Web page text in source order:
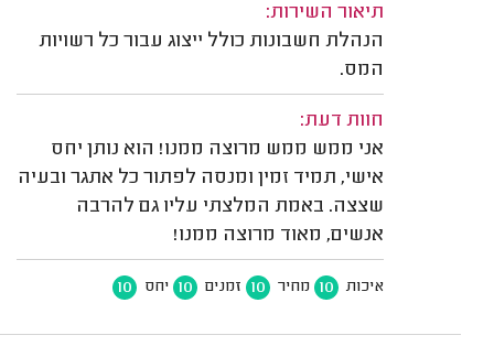
תיאור השירות:
הנהלת חשבונות כולל ייצוג עבור כל רשויות
המס.
חוות דעת:
אני ממש ממש מרוצה ממנו! הוא נותן יחס
אישי, תמיד זמין ומנסה לפתור כל אתגר ובעיה
שצצה. באמת המלצתי עליו גם להרבה
אנשים, מאוד מרוצה ממנו!
איכות 10 מחיר 10 זמנים 10 יחס 10